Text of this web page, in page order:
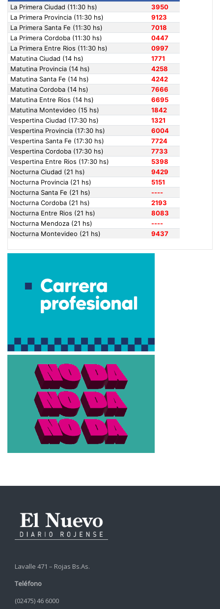
Lavalle 471 – Rojas Bs.As.
Teléfono
(02475) 46 6000